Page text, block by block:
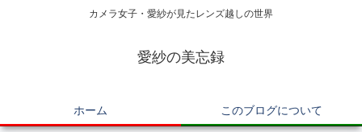
カメラ女子・愛紗が見たレンズ越しの世界
愛紗の美忘録
ホーム このブログについて